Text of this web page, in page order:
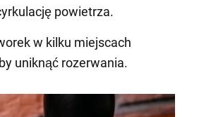
powietrza.
w kilku miejscach
uniknąć rozerwania.